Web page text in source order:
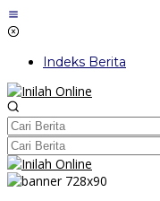
Lewati
ke
Indeks Berita